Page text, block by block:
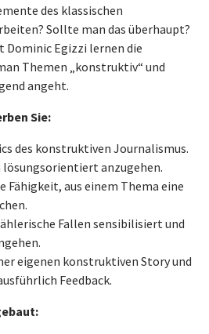
des klassischen
Sollte man das überhaupt?
Dominic Egizzi lernen die
Themen „konstruktiv“ und
angeht.
Sie:
des konstruktiven Journalismus.
lösungsorientiert anzugehen.
Fähigkeit, aus einem Thema eine
Fallen sensibilisiert und
eigenen konstruktiven Story und
Feedback.